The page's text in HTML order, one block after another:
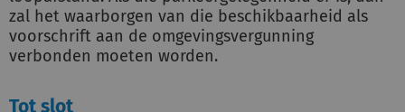
zal het waarborgen van die beschikbaarheid als
voorschrift aan de omgevingsvergunning
verbonden moeten worden.
Tot slot